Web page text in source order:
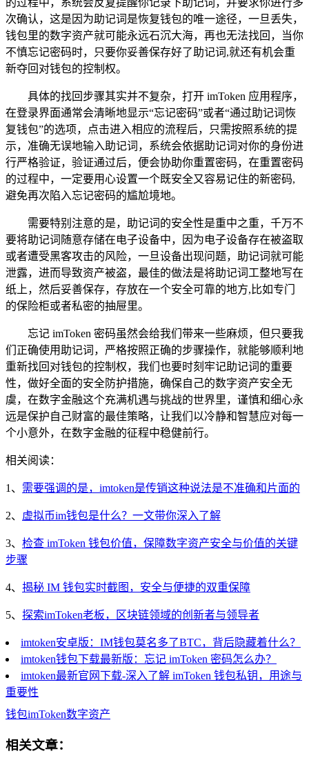
次确认，这是因为助记词是恢复钱包的唯一途径，一旦丢失，
钱包里的数字资产就可能永远石沉大海，再也无法找回，当你
不慎忘记密码时，只要你妥善保存好了助记词,就还有机会重
新夺回对钱包的控制权。
具体的找回步骤其实并不复杂，打开 imToken 应用程序，
在登录界面通常会清晰地显示“忘记密码”或者“通过助记词恢
复钱包”的选项，点击进入相应的流程后，只需按照系统的提
示，准确无误地输入助记词，系统会依据助记词对你的身份进
行严格验证，验证通过后，便会协助你重置密码，在重置密码
的过程中，一定要用心设置一个既安全又容易记住的新密码,
避免再次陷入忘记密码的尴尬境地。
需要特别注意的是，助记词的安全性是重中之重，千万不
要将助记词随意存储在电子设备中，因为电子设备存在被盗取
或者遭受黑客攻击的风险，一旦设备出现问题，助记词就可能
泄露，进而导致资产被盗，最佳的做法是将助记词工整地写在
纸上，然后妥善保存，存放在一个安全可靠的地方,比如专门
的保险柜或者私密的抽屉里。
忘记 imToken 密码虽然会给我们带来一些麻烦，但只要我
们正确使用助记词，严格按照正确的步骤操作，就能够顺利地
重新找回对钱包的控制权，我们也要时刻牢记助记词的重要
性，做好全面的安全防护措施，确保自己的数字资产安全无
虞，在数字金融这个充满机遇与挑战的世界里，谨慎和细心永
远是保护自己财富的最佳策略，让我们以冷静和智慧应对每一
个小意外，在数字金融的征程中稳健前行。
相关阅读：
1、 需要强调的是，imtoken是传销这种说法是不准确和片面的
2、 虚拟币im钱包是什么？一文带你深入了解
3、 检查 imToken 钱包价值，保障数字资产安全与价值的关键
步骤
4、 揭秘 IM 钱包实时截图，安全与便捷的双重保障
5、 探索imToken老板，区块链领域的创新者与领导者
imtoken安卓版：IM钱包莫名多了BTC，背后隐藏着什么？
imtoken钱包下载最新版：忘记 imToken 密码怎么办？
imtoken最新官网下载-深入了解 imToken 钱包私钥，用途与
重要性
钱包imToken数字资产
相关文章：